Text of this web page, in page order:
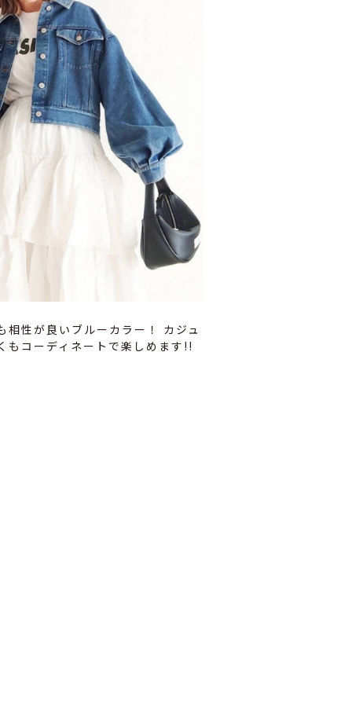
相性が良いブルーカラー！ カジュ
もコーディネートで楽しめます!!